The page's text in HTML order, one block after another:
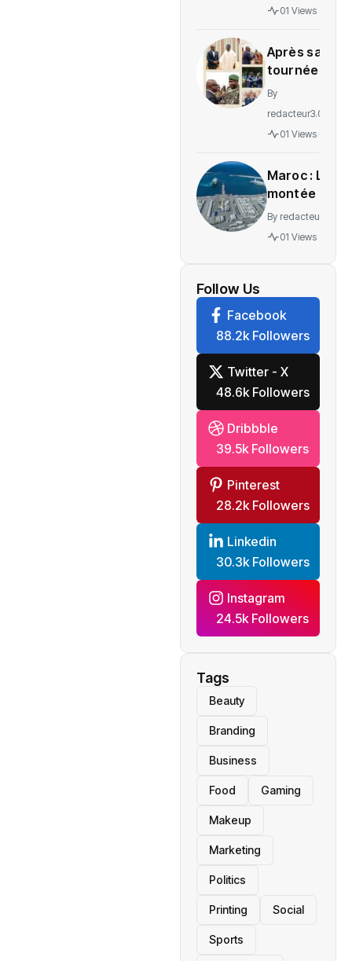
des
Ituri
01 Views
Après sa
tournée
régionale,
de
By
redacteur3.0
01 Views
Maroc : La
montée en
puissance
d’un
de
l’économie
mondiale
By redacteur3.0
01 Views
Follow Us
Facebook
88.2k Followers
Twitter - X
48.6k Followers
Dribbble
39.5k Followers
Pinterest
28.2k Followers
Linkedin
30.3k Followers
Instagram
24.5k Followers
Tags
Beauty
Branding
Business
Food Gaming
Makeup
Marketing
Politics
Printing Social
Sports